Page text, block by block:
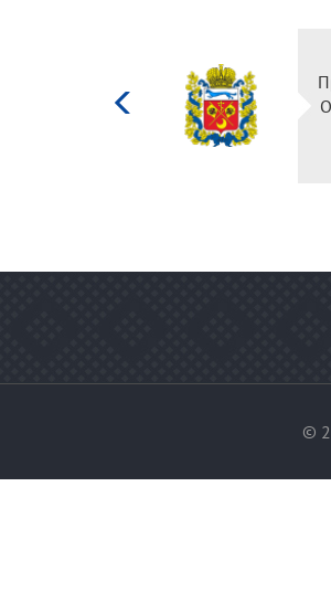
Российской
©